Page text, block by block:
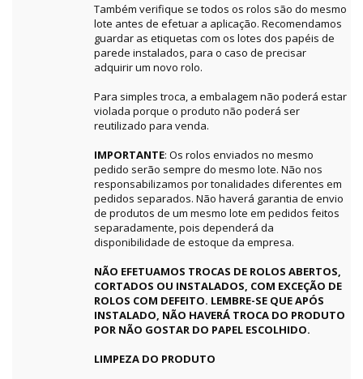
Também verifique se todos os rolos são do mesmo
lote antes de efetuar a aplicação. Recomendamos
guardar as etiquetas com os lotes dos papéis de
parede instalados, para o caso de precisar
adquirir um novo rolo.
Para simples troca, a embalagem não poderá estar
violada porque o produto não poderá ser
reutilizado para venda.
IMPORTANTE: Os rolos enviados no mesmo
pedido serão sempre do mesmo lote. Não nos
responsabilizamos por tonalidades diferentes em
pedidos separados. Não haverá garantia de envio
de produtos de um mesmo lote em pedidos feitos
separadamente, pois dependerá da
disponibilidade de estoque da empresa.
NÃO EFETUAMOS TROCAS DE ROLOS ABERTOS,
CORTADOS OU INSTALADOS, COM EXCEÇÃO DE
ROLOS COM DEFEITO. LEMBRE-SE QUE APÓS
INSTALADO, NÃO HAVERÁ TROCA DO PRODUTO
POR NÃO GOSTAR DO PAPEL ESCOLHIDO.
LIMPEZA DO PRODUTO